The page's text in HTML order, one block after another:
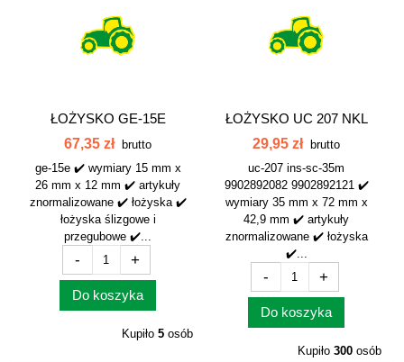
ŁOŻYSKO GE-15E
67,35 zł brutto
ge-15e ✔️ wymiary 15 mm x
26 mm x 12 mm ✔️ artykuły
znormalizowane ✔️ łożyska ✔️
łożyska ślizgowe i
przegubowe ✔️...
- +
Do koszyka
Kupiło 5 osób
ŁOŻYSKO UC 207 NKL
UC-207...
29,95 zł brutto
uc-207 ins-sc-35m
9902892082 9902892121 ✔️
wymiary 35 mm x 72 mm x
42,9 mm ✔️ artykuły
znormalizowane ✔️ łożyska
✔️...
- +
Do koszyka
Kupiło 300 osób